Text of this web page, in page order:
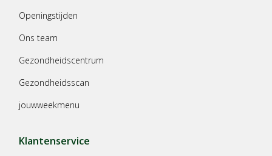
Openingstijden
Ons team
Gezondheidscentrum
Gezondheidsscan
jouwweekmenu
Klantenservice